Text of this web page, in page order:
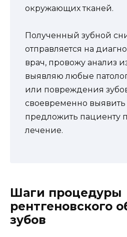
окружающих тканей.
Полученный зубной
отправляется на
врач, провожу анализ
выявляю любые
или повреждения
своевременно
предложить пациенту
лечение.
Шаги процедуры
рентгеновского
зубов